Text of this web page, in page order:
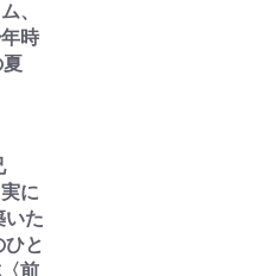
、
時
夏
に
いた
ひと
前